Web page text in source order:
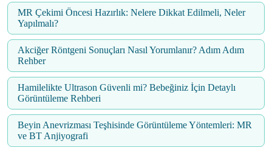
MR Çekimi Öncesi Hazırlık: Nelere Dikkat Edilmeli, Neler
Yapılmalı?
Akciğer Röntgeni Sonuçları Nasıl Yorumlanır? Adım Adım
Rehber
Hamilelikte Ultrason Güvenli mi? Bebeğiniz İçin Detaylı
Görüntüleme Rehberi
Beyin Anevrizması Teşhisinde Görüntüleme Yöntemleri: MR
ve BT Anjiyografi